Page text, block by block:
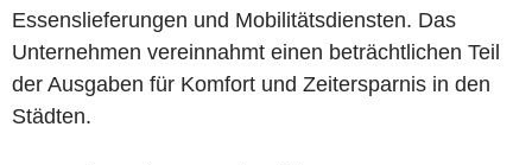
Essenslieferungen und Mobilitätsdiensten. Das
Unternehmen vereinnahmt einen beträchtlichen Teil
der Ausgaben für Komfort und Zeitersparnis in den
Städten.